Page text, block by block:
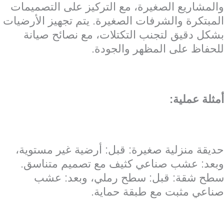
والمشاريع الصغيرة، مع التركيز على التصميمات
المبتكرة والشرفات الصغيرة. يتم تجهيز الأرضيات
بشكل دقيق لتجنب التكتلات، مع نصائح صيانة
للحفاظ على المظهر والجودة.
أمثلة عملية:
حديقة منزلية صغيرة: قبل: أرضية غير مستوية،
وبعد: عشب صناعي كثيف مع تصميم متناسق.
سطح شقة: قبل: سطح رملي، وبعد: عشب
صناعي مثبت مع طبقة حماية.